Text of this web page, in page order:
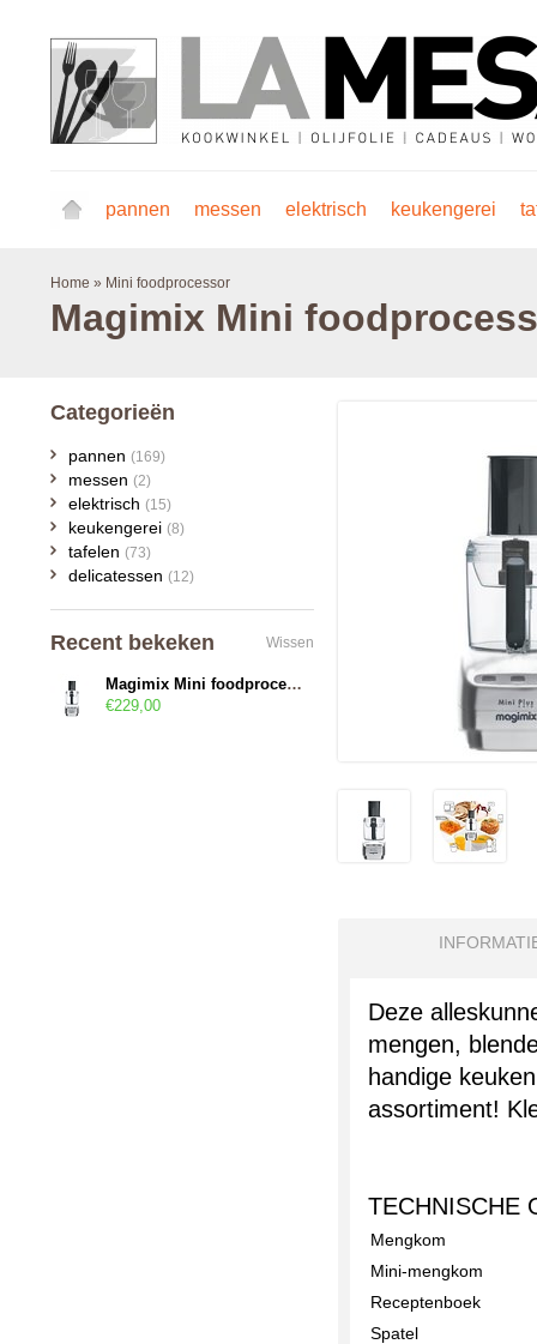
pannen messen elektrisch keukengerei
Home » Mini foodprocessor
Magimix Mini
Deze
mengen,
handige
assortiment!
TECHNISCHE
Mengkom
Mini-mengkom
Receptenboek
Spatel
Categorieën
pannen (169)
messen (2)
elektrisch (15)
keukengerei (8)
tafelen (73)
delicatessen (12)
Recent bekeken Wissen
Magimix Mini foodprocessor
€229,00